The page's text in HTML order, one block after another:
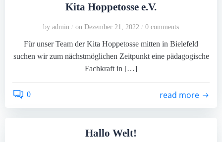
Kita Hoppetosse e.V.
by admin / on Dezember 21, 2022 / 0 comments
Für unser Team der Kita Hoppetosse mitten in Bielefeld
suchen wir zum nächstmöglichen Zeitpunkt eine pädagogische
Fachkraft in […]
0 read more
Hallo Welt!